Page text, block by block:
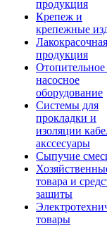
продукция
Крепеж и
крепежные
Лакокрасочная
продукция
Отопительное
насосное
оборудование
Системы для
прокладки и
изоляции
акссесуары
Сыпучие
товара и
защиты
товары